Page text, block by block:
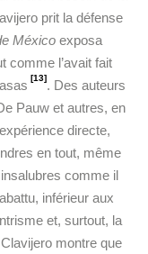
prit la défense
México exposa
comme l’avait fait
[13]. Des auteurs
Pauw et autres, en
directe,
en tout, même
comme il
inférieur aux
et, surtout, la
montre que